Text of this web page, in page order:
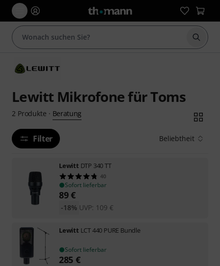
Suche
Lewitt Mikrofone für Toms
2 Produkte · Beratung
Filter Beliebtheit
Lewitt DTP 340 TT
40
Sofort lieferbar
89€
UVP: 109 €
-18%
Lewitt LCT 440 PURE Bundle
Sofort lieferbar
285 €